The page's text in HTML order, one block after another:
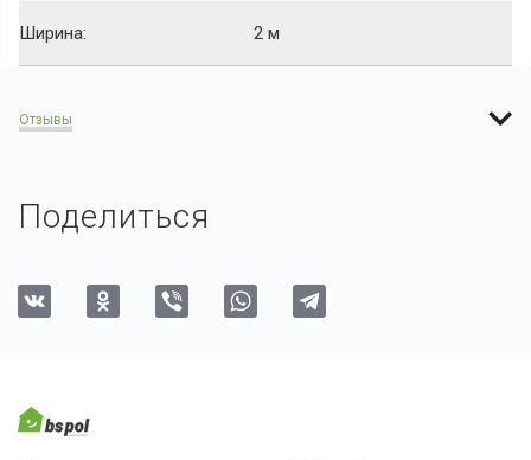
Ширина: 2 м
Отзывы
Поделиться